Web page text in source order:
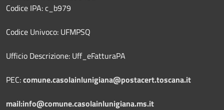
Codice IPA: c_b979
Codice Univoco: UFMPSQ
Ufficio Descrizione: Uff_eFatturaPA
PEC:comune.casolainlunigiana@postacert.toscana.it
mail:info@comune.casolainlunigiana.ms.it